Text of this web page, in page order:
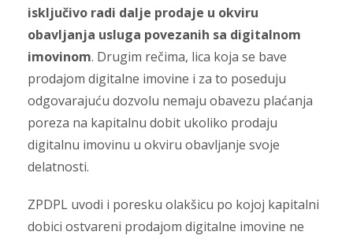
isključivo radi dalje prodaje u okviru
obavljanja usluga povezanih sa digitalnom
imovinom. Drugim rečima, lica koja se bave
prodajom digitalne imovine i za to poseduju
odgovarajuću dozvolu nemaju obavezu plaćanja
poreza na kapitalnu dobit ukoliko prodaju
digitalnu imovinu u okviru obavljanje svoje
delatnosti.
ZPDPL uvodi i poresku olakšicu po kojoj kapitalni
dobici ostvareni prodajom digitalne imovine ne